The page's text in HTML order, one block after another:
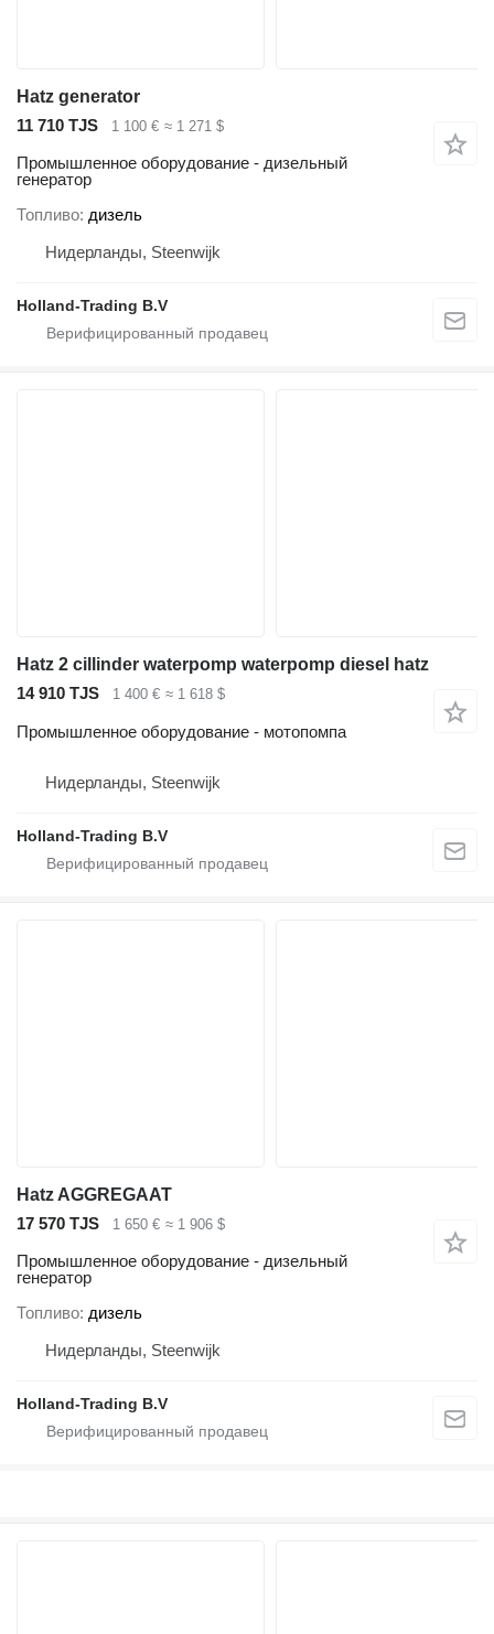
Hatz generator
11 710 TJS
1 100 € ≈ 1 271 $
Промышленное оборудование - дизельный
генератор
Топливо дизель
Нидерланды, Steenwijk
Holland-Trading B.V
Hatz 2 cillinder waterpomp waterpomp diesel hatz
14 910 TJS
1 400 € ≈ 1 618 $
Промышленное оборудование - мотопомпа
Нидерланды, Steenwijk
Holland-Trading B.V
Hatz AGGREGAAT
17 570 TJS
1 650 € ≈ 1 906 $
Промышленное оборудование - дизельный
генератор
Топливо дизель
Нидерланды, Steenwijk
Holland-Trading B.V